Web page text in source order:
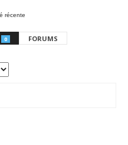
récente
0 FORUMS